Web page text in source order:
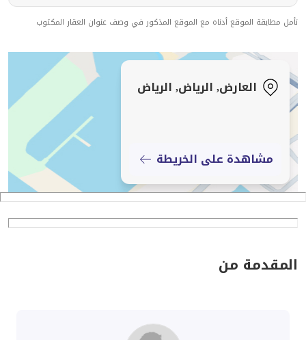
نأمل مطابقة الموقع أدناه مع الموقع المذكور في وصف عنوان العقار المكتوب
العارض, الرياض, الرياض
مشاهدة على الخريطة
المقدمة من